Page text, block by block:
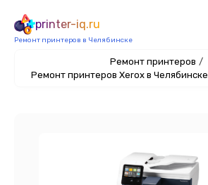
printer-iq.ru
Ремонт принтеров в Челябинске
Ремонт принтеров /
Ремонт принтеров Xerox в Челябинске